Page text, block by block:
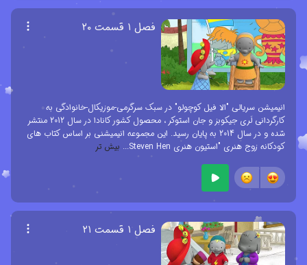
فصل ۱ قسمت ۲۰
انیمیشن سریالی "الا فیل کوچولو" در سبک سرگرمی-موزیکال-خانوادگی به
کارگردانی لَری جیکوبز و جان استوکر ، محصول کشور کانادا در سال 2012 منتشر
شده و در سال 2014 به پایان رسید. این مجموعه انیمیشنی بر اساس کتاب های
کودکانه زوج هنری "استیون هنری Steven Hen
... بیش تر
فصل ۱ قسمت ۲۱